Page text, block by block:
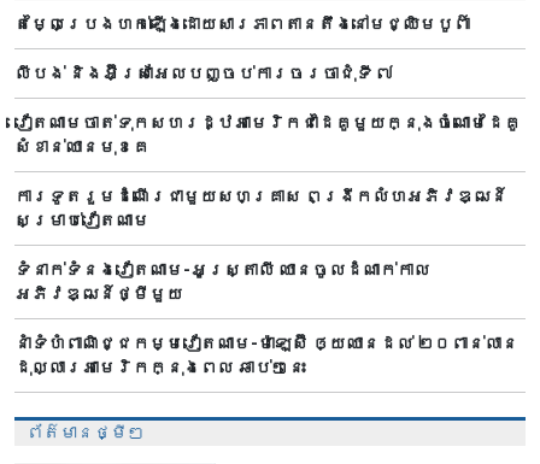
តម្លៃប្រេងហក់ឡើងដោយសារភាពតានតឹងនៅមជ្ឈិមបូព៌ា
លីបង់ និងអ៊ីស្រាអែលបញ្ចប់ការចរចាជុំទី ៧​
វៀតណាមចាត់ទុកសហរដ្ឋអាមេរិកជាដៃគូមួយក្នុងចំណោមដៃគូ
សំខាន់ឈានមុខគេ
ការទូតរួមដំណើរជាមួយសហគ្រាស ពង្រីកលំហអភិវឌ្ឍន៍
សម្រាប់វៀតណាម
ទំនាក់ទំនងវៀតណាម-អូស្ត្រាលី ឈាន​ចូលដំណាក់កាល
អភិវឌ្ឍន៍ថ្មីមួយ
នាំទំហំពាណិជ្ជកម្មវៀតណាម-ម៉ាឡេស៊ី ឲ្យឈានដល់ ២០ពាន់លាន
ដុល្លារអាមេរិកក្នុងពេល ឆាប់ៗនេះ
ព័ត៌មានថ្មីៗ